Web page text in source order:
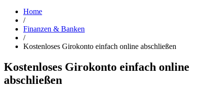
Home
/
Finanzen & Banken
/
Kostenloses Girokonto einfach online abschließen
Kostenloses Girokonto einfach online
abschließen